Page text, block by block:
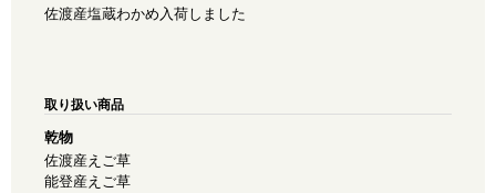
佐渡産塩蔵わかめ入荷しました
取り扱い商品
乾物
佐渡産えご草
能登産えご草